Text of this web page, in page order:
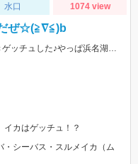
水口 1074 view
ぜ☆(≧∇≦)b
イカはゲッチュ！？
・シーバス・スルメイカ（ム